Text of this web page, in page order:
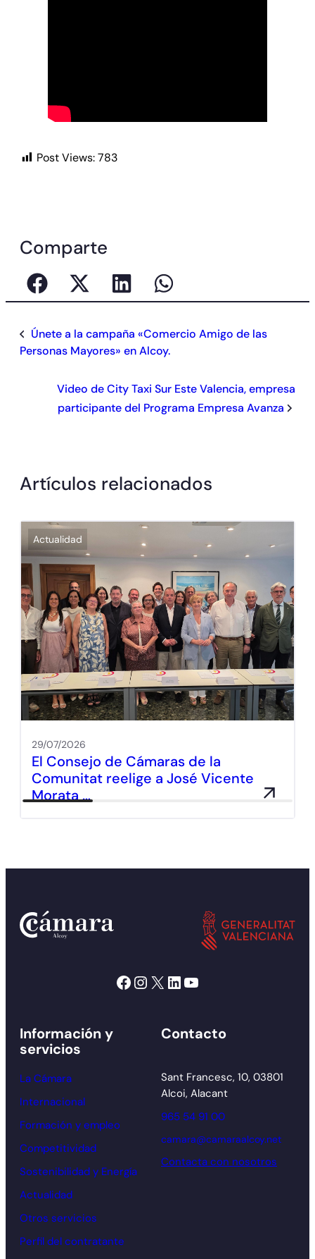
Post Views:783
Comparte
Únete a la campaña «Comercio Amigo de las
Personas Mayores» en Alcoy.
Video de City Taxi Sur Este Valencia, empresa
participante del Programa Empresa Avanza
Artículos relacionados
Actualidad
29/07/2026
El Consejo de Cámaras de la
Comunitat reelige a José Vicente
Morata …
Facebook Instagram X LinkedIn YouTube
Información y
servicios
La Cámara
Internacional
Formación y empleo
Competitividad
Sostenibilidad y Energía
Actualidad
Otros servicios
Perfil del contratante
Contacto
Sant Francesc, 10, 03801
Alcoi, Alacant
965 54 91 00
camara@camaraalcoy.net
Contacta con nosotros